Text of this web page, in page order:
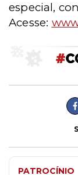
especial,
Acesse:
PATROCÍNIO